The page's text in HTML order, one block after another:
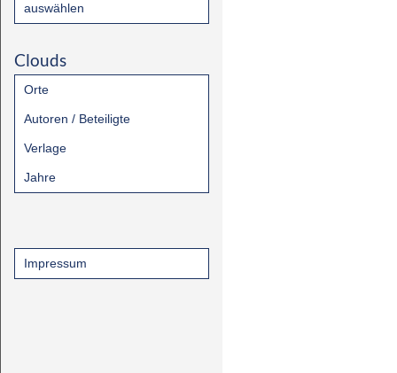
auswählen
Clouds
Orte
Autoren / Beteiligte
Verlage
Jahre
Impressum